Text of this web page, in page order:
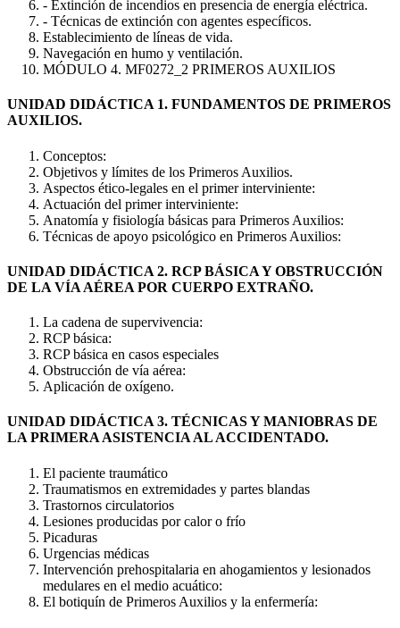
- Extinción de incendios en presencia de energía eléctrica.
- Técnicas de extinción con agentes específicos.
Establecimiento de líneas de vida.
Navegación en humo y ventilación.
MÓDULO 4. MF0272_2 PRIMEROS AUXILIOS
UNIDAD DIDÁCTICA 1. FUNDAMENTOS DE PRIMEROS
AUXILIOS.
Conceptos:
Objetivos y límites de los Primeros Auxilios.
Aspectos ético-legales en el primer interviniente:
Actuación del primer interviniente:
Anatomía y fisiología básicas para Primeros Auxilios:
Técnicas de apoyo psicológico en Primeros Auxilios:
UNIDAD DIDÁCTICA 2. RCP BÁSICA Y OBSTRUCCIÓN
DE LA VÍA AÉREA POR CUERPO EXTRAÑO.
La cadena de supervivencia:
RCP básica:
RCP básica en casos especiales
Obstrucción de vía aérea:
Aplicación de oxígeno.
UNIDAD DIDÁCTICA 3. TÉCNICAS Y MANIOBRAS DE
LA PRIMERA ASISTENCIA AL ACCIDENTADO.
El paciente traumático
Traumatismos en extremidades y partes blandas
Trastornos circulatorios
Lesiones producidas por calor o frío
Picaduras
Urgencias médicas
Intervención prehospitalaria en ahogamientos y lesionados
medulares en el medio acuático:
El botiquín de Primeros Auxilios y la enfermería: